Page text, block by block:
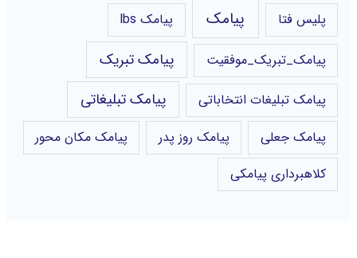
پلیس فتا پیامک پیامک lbs
پیامک_تبریک_موفقیت پیامک تبریک
پیامک تبلیغات انتخاباتی پیامک تبلیغاتی
پیامک جعلی پیامک روز پدر
پیامک مکان محور
کلاهبرداری پیامکی